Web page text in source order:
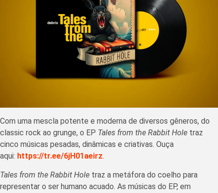
Com uma mescla potente e moderna de diversos gêneros, do
classic rock ao grunge, o EP Tales from the Rabbit Hole traz
cinco músicas pesadas, dinâmicas e criativas. Ouça
aqui: https://tr.ee/6jH01aeirz.
Tales from the Rabbit Hole traz a metáfora do coelho para
representar o ser humano acuado. As músicas do EP, em